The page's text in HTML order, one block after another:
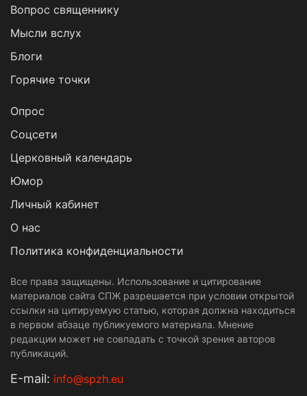
Вопрос священнику
Мысли вслух
Блоги
Горячие точки
Опрос
Cоцсети
Церковный календарь
Юмор
Личный кабинет
О нас
Политика конфиденциальности
Все права защищены. Использование и цитирование
материалов сайта СПЖ разрешается при условии открытой
ссылки на цитируемую статью, которая должна находиться
в первом абзаце публикуемого материала. Мнение
редакции может не совпадать с точкой зрения авторов
публикаций.
Е-mail: info@spzh.eu